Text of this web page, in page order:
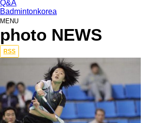
Q&A
Badmintonkorea
MENU
photo NEWS
Total
7,947
페
이
지
RSS